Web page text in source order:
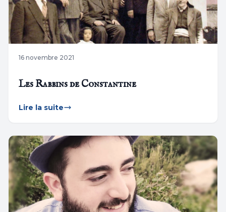
16 novembre 2021
Les Rabbins de Constantine
Lire la suite